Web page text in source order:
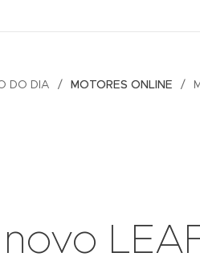
DO DIA MOTORES ONLINE